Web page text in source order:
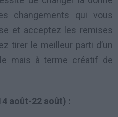
changements qui vous
et acceptez les remises
tirer le meilleur parti d’un
mais à terme créatif de
août-22 août) :